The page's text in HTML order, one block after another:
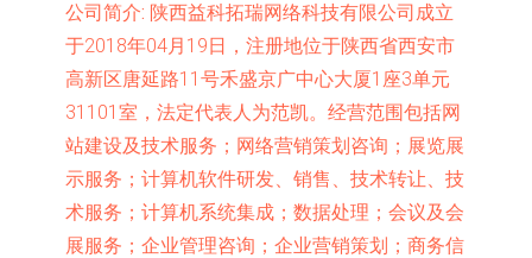
公司简介: 陕西益科拓瑞网络科技有限公司成立
于2018年04月19日，注册地位于陕西省西安市
高新区唐延路11号禾盛京广中心大厦1座3单元
31101室，法定代表人为范凯。经营范围包括网
站建设及技术服务；网络营销策划咨询；展览展
示服务；计算机软件研发、销售、技术转让、技
术服务；计算机系统集成；数据处理；会议及会
展服务；企业管理咨询；企业营销策划；商务信